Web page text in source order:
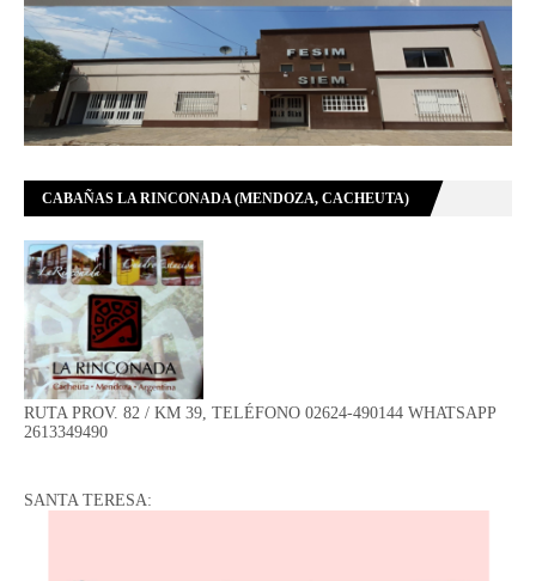
CABAÑAS LA RINCONADA (MENDOZA, CACHEUTA)
RUTA PROV. 82 / KM 39, TELÉFONO 02624-490144 WHATSAPP
2613349490
SANTA TERESA: